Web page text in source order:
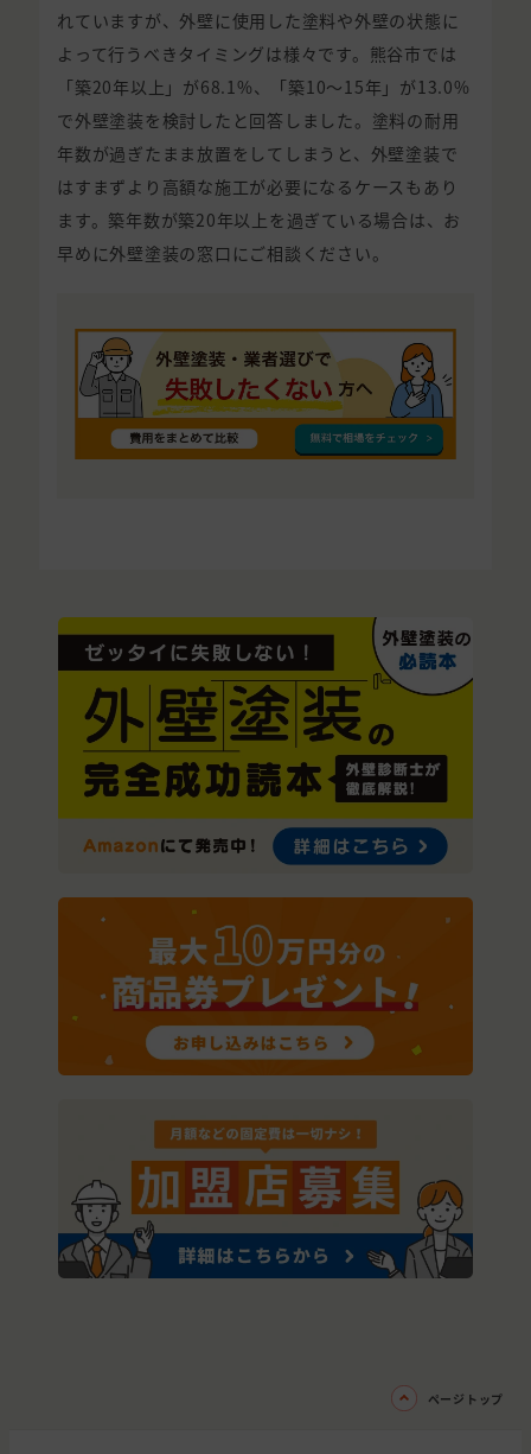
れていますが、外壁に使用した塗料や外壁の状態に
よって行うべきタイミングは様々です。熊谷市では
「築20年以上」が68.1%、「築10〜15年」が13.0%
で外壁塗装を検討したと回答しました。塗料の耐用
年数が過ぎたまま放置をしてしまうと、外壁塗装で
はすまずより高額な施工が必要になるケースもあり
ます。築年数が築20年以上を過ぎている場合は、お
早めに外壁塗装の窓口にご相談ください。
ページトップ